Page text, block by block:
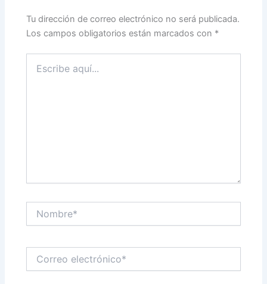
Tu dirección de correo electrónico no será publicada.
Los campos obligatorios están marcados con *
aquí...
electrónico*